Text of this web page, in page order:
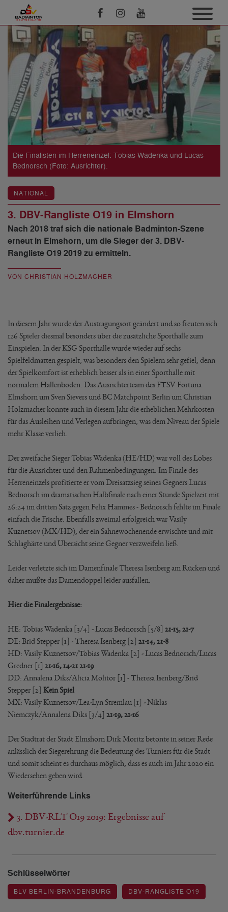
Die Finalisten im Herreneinzel: Tobias Wadenka und Lucas
Bednorsch (Foto: Ausrichter).
NATIONAL
3. DBV-Rangliste O19 in Elmshorn
Nach 2018 traf sich die nationale Badminton-Szene
erneut in Elmshorn, um die Sieger der 3. DBV-
Rangliste O19 2019 zu ermitteln.
VON CHRISTIAN HOLZMACHER
In diesem Jahr wurde der Austragungsort geändert und so freuten sich
126 Spieler diesmal besonders über die zusätzliche Sporthalle zum
Einspielen. In der KSG Sporthalle wurde wieder auf sechs
Spielfeldmatten gespielt, was besonders den Spielern sehr gefiel, denn
der Spielkomfort ist erheblich besser als in einer Sporthalle mit
normalem Hallenboden. Das Ausrichterteam des FTSV Fortuna
Elmshorn um Sven Sievers und BC Matchpoint Berlin um Christian
Holzmacher konnte auch in diesem Jahr die erheblichen Mehrkosten
für das Ausleihen und Verlegen aufbringen, was dem Niveau der Spiele
mehr Klasse verlieh.
Der zweifache Sieger Tobias Wadenka (HE/HD) war voll des Lobes
für die Ausrichter und den Rahmenbedingungen. Im Finale des
Herreneinzels profitierte er vom Dreisatzsieg seines Gegners Lucas
Bednorsch im dramatischen Halbfinale nach einer Stunde Spielzeit mit
26:24 im dritten Satz gegen Felix Hammes - Bednorsch fehlte im Finale
einfach die Frische. Ebenfalls zweimal erfolgreich war Vasily
Kuznetsov (MX/HD), der ein Sahnewochenende erwischte und mit
Schlaghärte und Übersicht seine Gegner verzweifeln ließ.
Leider verletzte sich im Damenfinale Theresa Isenberg am Rücken und
daher mußte das Damendoppel leider ausfallen.
Hier die Finalergebnisse:
HE: Tobias Wadenka [3/4] - Lucas Bednorsch [5/8] 21-15, 21-7
DE: Brid Stepper [1] - Theresa Isenberg [2] 21-14, 21-8
HD: Vasily Kuznetsov/Tobias Wadenka [2] - Lucas Bednorsch/Lucas
Gredner [1] 21-16, 14-21 21-19
DD: Annalena Diks/Alicia Molitor [1] - Theresa Isenberg/Brid
Stepper [2] Kein Spiel
MX: Vasily Kuznetsov/Lea-Lyn Stremlau [1] - Niklas
Niemczyk/Annalena Diks [3/4] 21-19, 21-16
Der Stadtrat der Stadt Elmshorn Dirk Moritz betonte in seiner Rede
anlässlich der Siegerehrung die Bedeutung des Turniers für die Stadt
und somit scheint es durchaus möglich, dass es auch im Jahr 2020 ein
Wiedersehen geben wird.
Weiterführende Links
3. DBV-RLT O19 2019: Ergebnisse auf
dbv.turnier.de
Schlüsselwörter
BLV BERLIN-BRANDENBURG DBV-RANGLISTE O19